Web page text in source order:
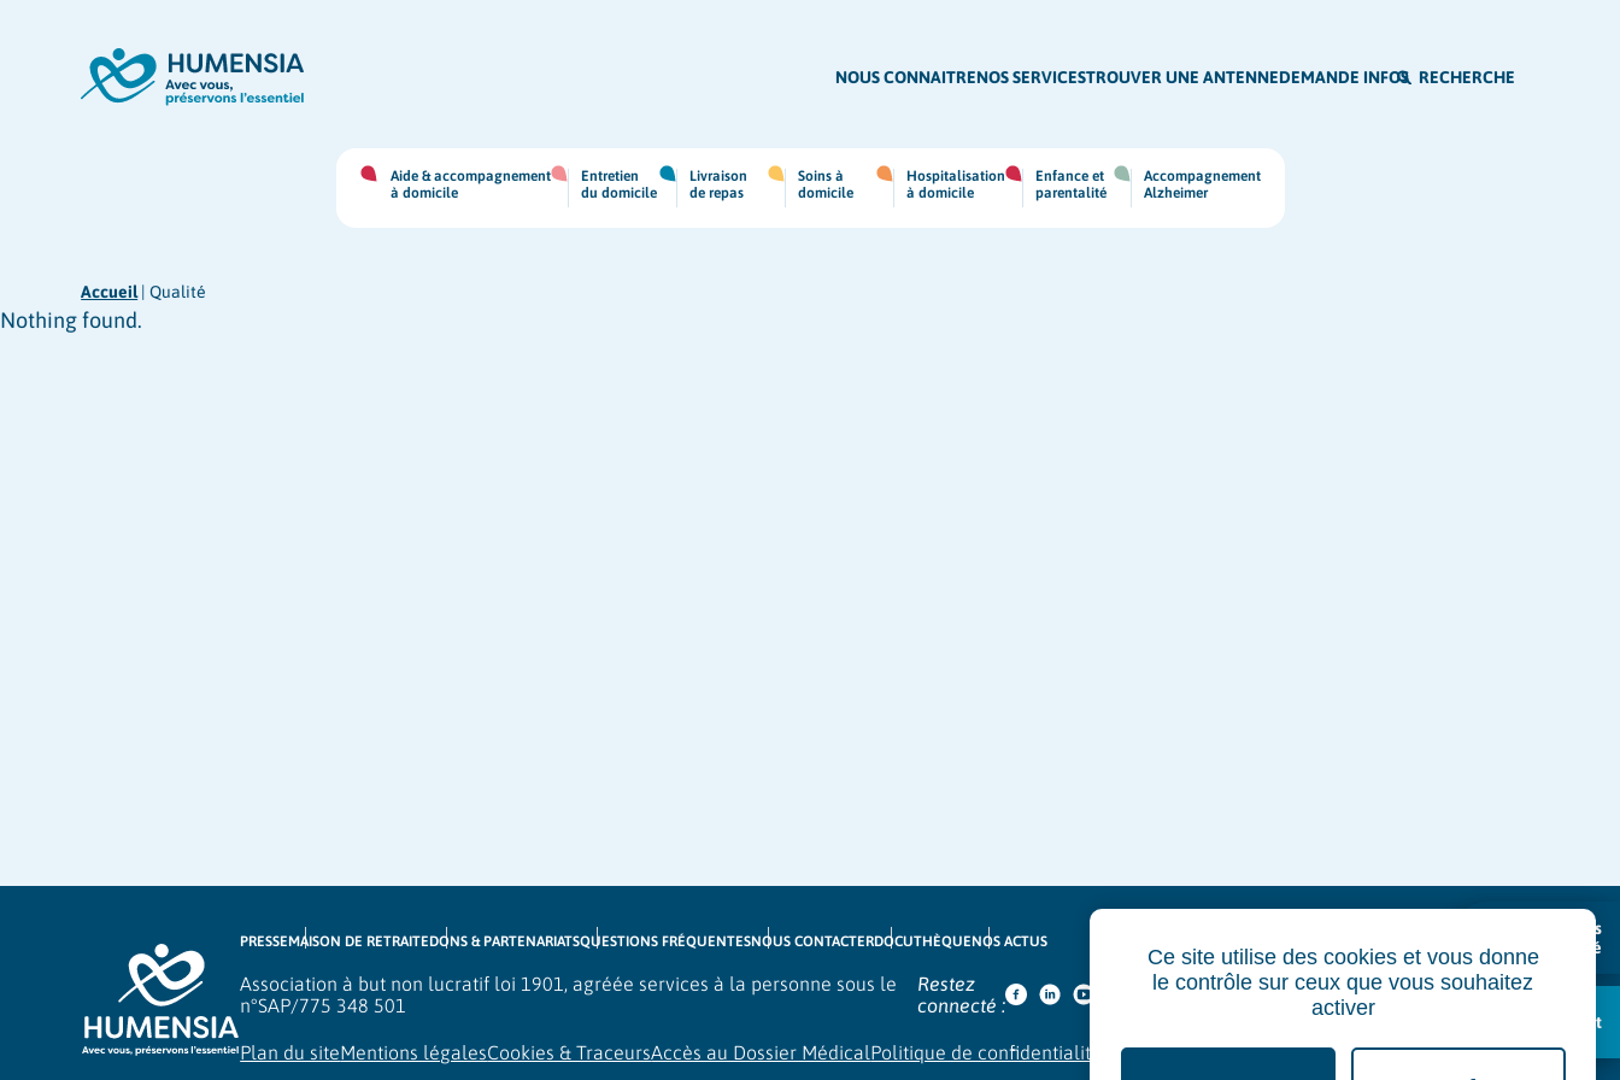
NOUS CONNAITRENOS SERVICESTROUVER UNE ANTENNEDEMANDE INFOS RECHERCHE
Aide & accompagnement
à domicile
Entretien
du domicile
Livraison
de repas
Soins à
domicile
Hospitalisation
à domicile
Enfance et
parentalité
Accompagnement
Alzheimer
Accueil|Qualité
Professionnels
de santé
Recrutement
Nothing found.
PRESSEMAISON DE RETRAITEDONS & PARTENARIATSQUESTIONS FRÉQUENTESNOUS CONTACTERDOCUTHÈQUENOS ACTUS
Association à but non lucratif loi 1901, agréée services à la personne sous le
n°SAP/775 348 501
Restez
connecté :
Facebook
LinkedinYoutube
Plan du siteMentions légalesCookies & TraceursAccès au Dossier MédicalPolitique de confidentialité
Ce site utilise des cookies et vous donne
le contrôle sur ceux que vous souhaitez
activer